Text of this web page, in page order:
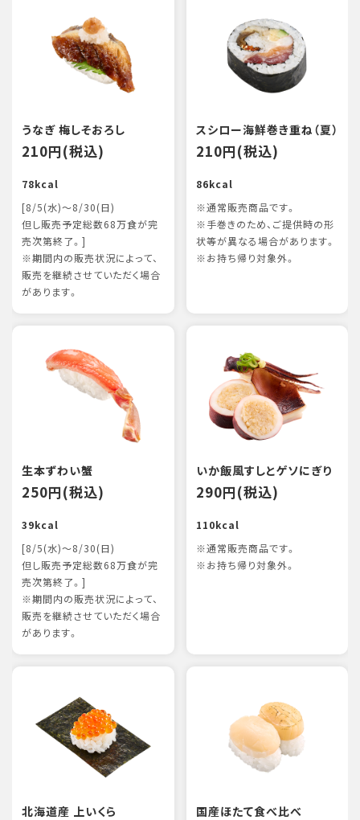
うなぎ 梅しそおろし
210円(税込)
78kcal
[8/5(水)～8/30(日)
但し販売予定総数68万食が完
売次第終了。]
※期間内の販売状況によって、
販売を継続させていただく場合
があります。
スシロー海鮮巻き重ね（夏）
210円(税込)
86kcal
※通常販売商品です。
※手巻きのため、ご提供時の形
状等が異なる場合があります。
※お持ち帰り対象外。
生本ずわい蟹
250円(税込)
39kcal
[8/5(水)～8/30(日)
但し販売予定総数68万食が完
売次第終了。]
※期間内の販売状況によって、
販売を継続させていただく場合
があります。
いか飯風すしとゲソにぎり
290円(税込)
110kcal
※通常販売商品です。
※お持ち帰り対象外。
北海道産 上いくら 国産ほたて食べ比べ